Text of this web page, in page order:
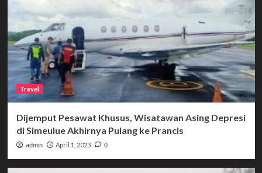
Travel
Dijemput Pesawat Khusus, Wisatawan Asing Depresi
di Simeulue Akhirnya Pulang ke Prancis
admin April 1, 2023 0